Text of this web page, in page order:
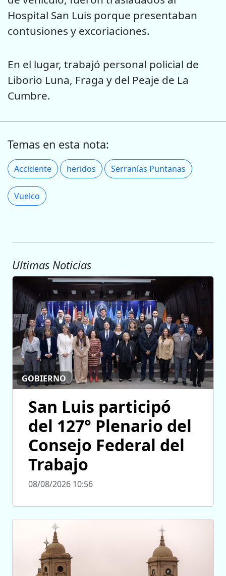
Hospital San Luis porque presentaban
contusiones y excoriaciones.
En el lugar, trabajó personal policial de
Liborio Luna, Fraga y del Peaje de La
Cumbre.
Temas en esta nota:
Accidente heridos Serranías Puntanas
Vuelco
Ultimas Noticias
GOBIERNO
San Luis participó
del 127° Plenario del
Consejo Federal del
Trabajo
08/08/2026 10:56